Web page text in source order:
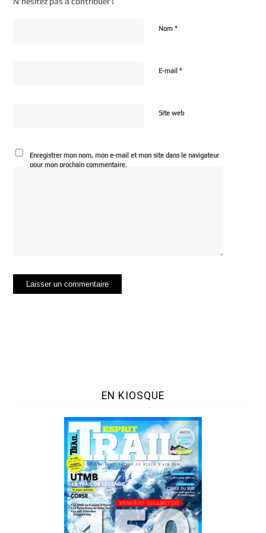
Nom*
E-mail*
Site web
Enregistrer mon nom, mon e-mail et mon site dans le navigateur
pour mon prochain commentaire.
EN KIOSQUE